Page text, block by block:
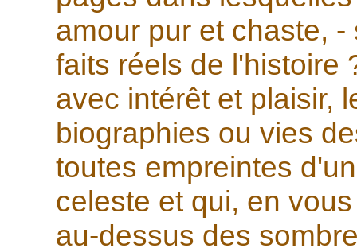
amour pur et chaste, -
faits réels de l'histoire
avec intérêt et plaisir,
biographies ou vies
toutes empreintes
celeste et qui, en
au-dessus des